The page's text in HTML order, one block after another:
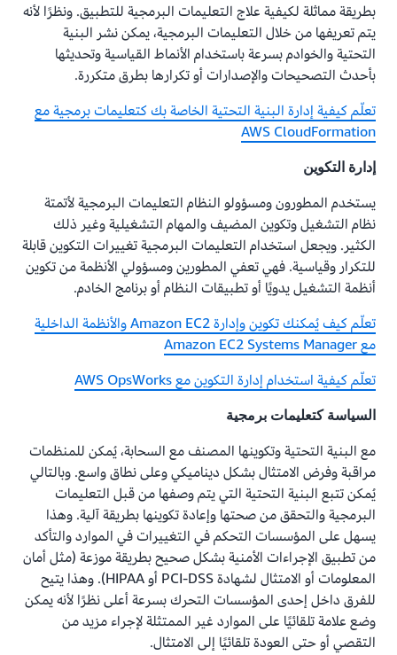
بطريقة مماثلة لكيفية علاج التعليمات البرمجية للتطبيق. ونظرًا لأنه
يتم تعريفها من خلال التعليمات البرمجية، يمكن نشر البنية
التحتية والخوادم بسرعة باستخدام الأنماط القياسية وتحديثها
بأحدث التصحيحات والإصدارات أو تكرارها بطرق متكررة.
تعلّم كيفية إدارة البنية التحتية الخاصة بك كتعليمات برمجية مع
AWS CloudFormation
إدارة التكوين
يستخدم المطورون ومسؤولو النظام التعليمات البرمجية لأتمتة
نظام التشغيل وتكوين المضيف والمهام التشغيلية وغير ذلك
الكثير. ويجعل استخدام التعليمات البرمجية تغييرات التكوين قابلة
للتكرار وقياسية. فهي تعفي المطورين ومسؤولي الأنظمة من تكوين
أنظمة التشغيل يدويًا أو تطبيقات النظام أو برنامج الخادم.
تعلّم كيف يُمكنك تكوين وإدارة Amazon EC2 والأنظمة الداخلية
مع Amazon EC2 Systems Manager
تعلّم كيفية استخدام إدارة التكوين مع AWS OpsWorks
السياسة كتعليمات برمجية
مع البنية التحتية وتكوينها المصنف مع السحابة، يُمكن للمنظمات
مراقبة وفرض الامتثال بشكل ديناميكي وعلى نطاق واسع. وبالتالي
يُمكن تتبع البنية التحتية التي يتم وصفها من قبل التعليمات
البرمجية والتحقق من صحتها وإعادة تكوينها بطريقة آلية. وهذا
يسهل على المؤسسات التحكم في التغييرات في الموارد والتأكد
من تطبيق الإجراءات الأمنية بشكل صحيح بطريقة موزعة (مثل أمان
المعلومات أو الامتثال لشهادة PCI-DSS أو HIPAA). وهذا يتيح
للفرق داخل إحدى المؤسسات التحرك بسرعة أعلى نظرًا لأنه يمكن
وضع علامة تلقائيًا على الموارد غير الممتثلة لإجراء مزيد من
التقصي أو حتى العودة تلقائيًا إلى الامتثال.